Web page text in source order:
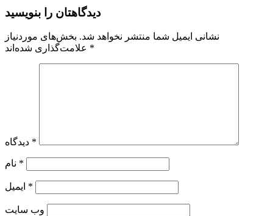
دیدگاهتان را بنویسید
نشانی ایمیل شما منتشر نخواهد شد. بخش‌های موردنیاز
*
*
*
*
وب‌ سایت